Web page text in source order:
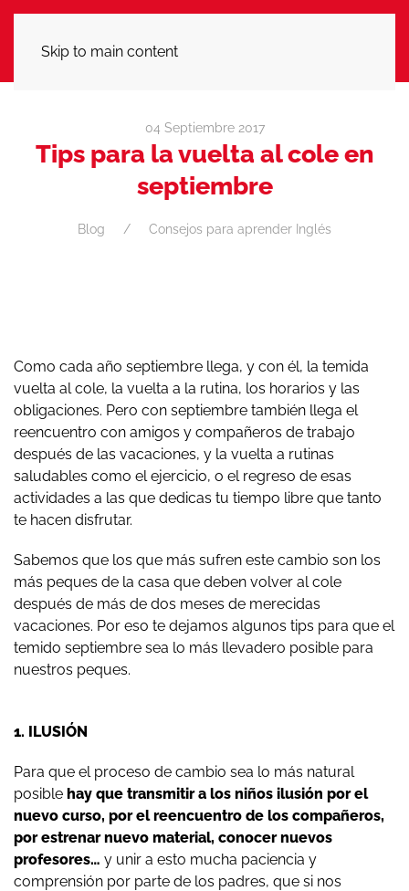
Skip to main content
04 Septiembre 2017
Tips para la vuelta al cole en
septiembre
Blog Consejos para aprender Inglés
Como cada año septiembre llega, y con él, la temida
vuelta al cole, la vuelta a la rutina, los horarios y las
obligaciones. Pero con septiembre también llega el
reencuentro con amigos y compañeros de trabajo
después de las vacaciones, y la vuelta a rutinas
saludables como el ejercicio, o el regreso de esas
actividades a las que dedicas tu tiempo libre que tanto
te hacen disfrutar.
Sabemos que los que más sufren este cambio son los
más peques de la casa que deben volver al cole
después de más de dos meses de merecidas
vacaciones. Por eso te dejamos algunos tips para que el
temido septiembre sea lo más llevadero posible para
nuestros peques.
1. ILUSIÓN
Para que el proceso de cambio sea lo más natural
posible hay que transmitir a los niños ilusión por el
nuevo curso, por el reencuentro de los compañeros,
por estrenar nuevo material, conocer nuevos
profesores… y unir a esto mucha paciencia y
comprensión por parte de los padres, que si nos